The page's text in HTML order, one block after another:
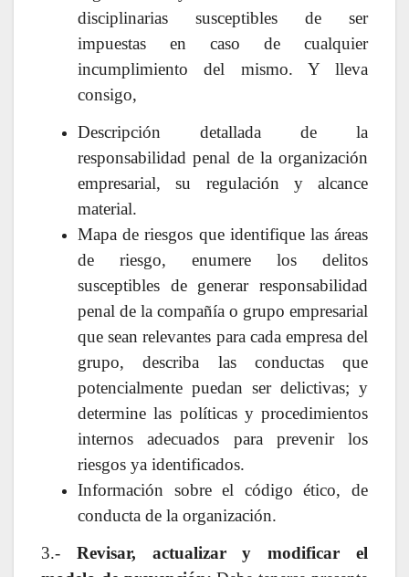
disciplinarias susceptibles de ser
impuestas en caso de cualquier
incumplimiento del mismo. Y lleva
consigo,
Descripción detallada de la
responsabilidad penal de la organización
empresarial, su regulación y alcance
material.
Mapa de riesgos que identifique las áreas
de riesgo, enumere los delitos
susceptibles de generar responsabilidad
penal de la compañía o grupo empresarial
que sean relevantes para cada empresa del
grupo, describa las conductas que
potencialmente puedan ser delictivas; y
determine las políticas y procedimientos
internos adecuados para prevenir los
riesgos ya identificados.
Información sobre el código ético, de
conducta de la organización.
3.- Revisar, actualizar y modificar el